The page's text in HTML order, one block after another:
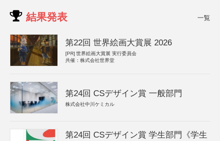
結果発表 一覧
第22回 世界絵画大賞展 2026
[PR] 世界絵画大賞展 実行委員会
共催：株式会社世界堂
第24回 CSデザイン賞 一般部門
株式会社中川ケミカル
第24回 CSデザイン賞 学生部門《学生